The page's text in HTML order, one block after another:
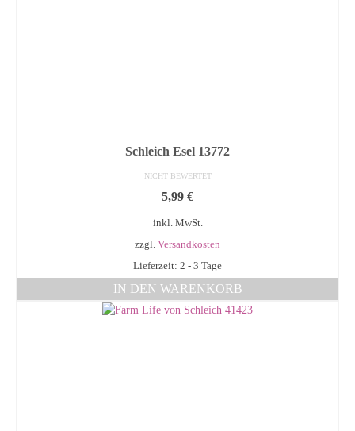
Schleich Esel 13772
NICHT BEWERTET
5,99 €
inkl. MwSt.
zzgl. Versandkosten
Lieferzeit: 2 - 3 Tage
IN DEN WARENKORB